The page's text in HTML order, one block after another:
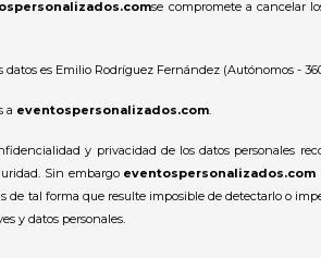
se compromete a cancelar
es Emilio Rodríguez Fernández (Autónomos -
a eventospersonalizados.com.
y privacidad de los datos personales
Sin embargo eventospersonalizados.com
de tal forma que resulte imposible de detectarlo o
y datos personales.